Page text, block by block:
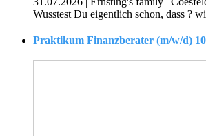
Wusstest Du eigentlich schon, dass ?
Praktikum Finanzberater (m/w/d)